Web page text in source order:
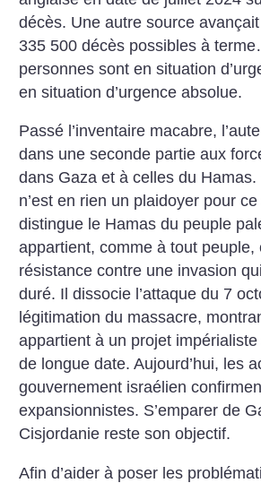
décès. Une autre source
335 500 décès possibles à
personnes sont en situation
en situation d’urgence absolue.
Passé l’inventaire macabre,
dans une seconde partie aux
dans Gaza et à celles du
n’est en rien un plaidoyer pour
distingue le Hamas du peuple
appartient, comme à tout peuple,
résistance contre une invasion
duré. Il dissocie l’attaque du 7
légitimation du massacre,
appartient à un projet
de longue date. Aujourd’hui, les
gouvernement israélien
expansionnistes. S’emparer de
Cisjordanie reste son objectif.
Afin d’aider à poser les